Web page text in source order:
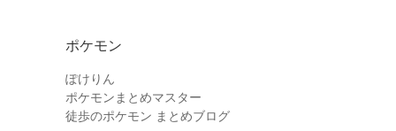
ポケモン
ぽけりん
ポケモンまとめマスター
徒歩のポケモン まとめブログ